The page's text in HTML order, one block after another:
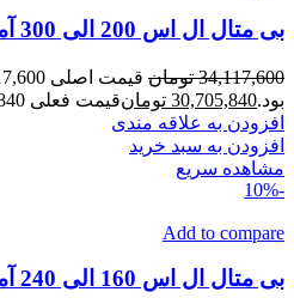
بی متال ال اس 200 الی 300 آمپر سایز MT-400
34,117,600 تومان
بود.30,705,840 تومانقیمت فعلی 30,705,840 تومان است.
افزودن به علاقه مندی
افزودن به سبد خرید
مشاهده سریع
-10%
Add to compare
بی متال ال اس 160 الی 240 آمپر سایز MT-400